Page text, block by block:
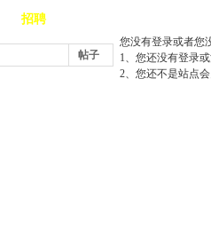
招聘
帖子
您没有登录或者您
1、您还没有登录
2、您还不是站点